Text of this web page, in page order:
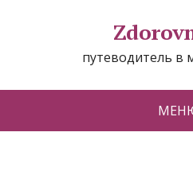
путеводитель в